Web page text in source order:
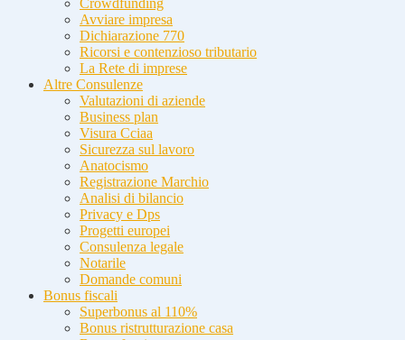
Crowdfunding
Avviare impresa
Dichiarazione 770
Ricorsi e contenzioso tributario
La Rete di imprese
Altre Consulenze
Valutazioni di aziende
Business plan
Visura Cciaa
Sicurezza sul lavoro
Anatocismo
Registrazione Marchio
Analisi di bilancio
Privacy e Dps
Progetti europei
Consulenza legale
Notarile
Domande comuni
Bonus fiscali
Superbonus al 110%
Bonus ristrutturazione casa